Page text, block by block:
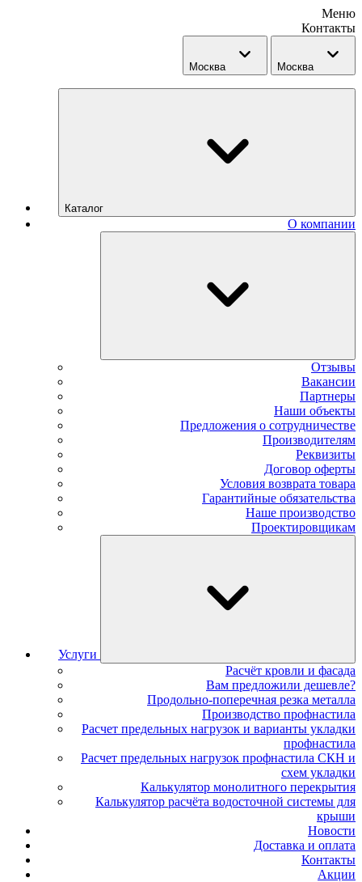
Меню
Контакты
Москва Москва
Каталог
О компании
Отзывы
Вакансии
Партнеры
Наши объекты
Предложения о сотрудничестве
Производителям
Реквизиты
Договор оферты
Условия возврата товара
Гарантийные обязательства
Наше производство
Проектировщикам
Услуги
Расчёт кровли и фасада
Вам предложили дешевле?
Продольно-поперечная резка металла
Производство профнастила
Расчет предельных нагрузок и варианты укладки
профнастила
Расчет предельных нагрузок профнастила СКН и
схем укладки
Калькулятор монолитного перекрытия
Калькулятор расчёта водосточной системы для
крыши
Новости
Доставка и оплата
Контакты
Акции